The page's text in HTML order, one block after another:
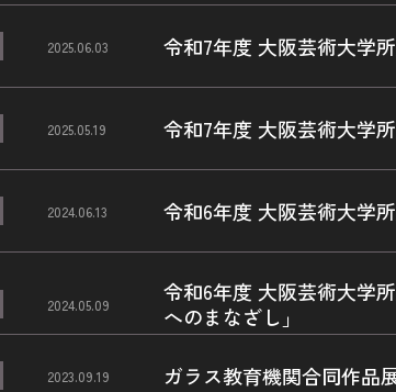
2025.06.03 令和7年度 大阪芸術大学
2025.05.19 令和7年度 大阪芸術大学
2024.06.13 令和6年度 大阪芸術大学
2024.05.09
令和6年度 大阪芸術大学
へのまなざし」
2023.09.19 ガラス教育機関合同作